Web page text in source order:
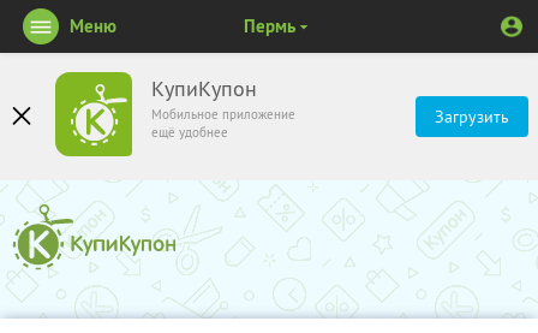
КупиКупон
Мобильное приложение
ещё удобнее
Загрузить
Меню Пермь